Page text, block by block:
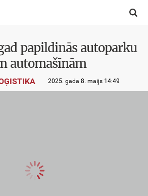

papildinās autoparku
automašīnām
2025. gada 8. maijs 14:49